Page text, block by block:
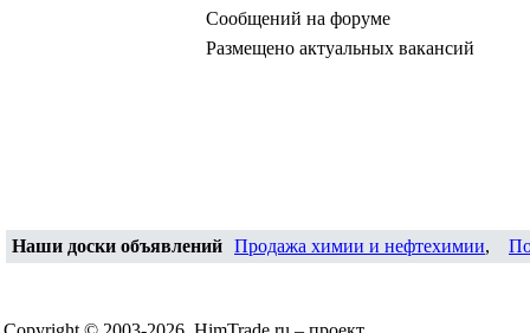
Сообщений на форуме
Размещено актуальных вакансий
Наши доски объявлений Продажа химии и нефтехимии,